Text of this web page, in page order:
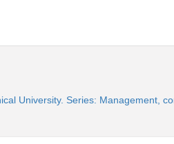
University. Series: Management,